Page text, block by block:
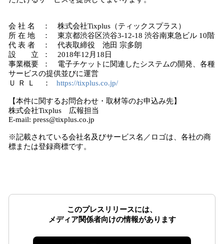
会 社 名 ： 株式会社Tixplus（ティックスプラス）
所 在 地 ： 東京都渋谷区渋谷3-12-18 渋谷南東急ビル 10階
代 表 者 ： 代表取締役 池田 宗多朗
設 立 ： 2018年12月18日
事業概要 ： 電子チケットに関連したシステムの開発、各種
サービスの提供並びに運営
Ｕ Ｒ Ｌ ： https://tixplus.co.jp/
【本件に関するお問合わせ・取材等のお申込み先】
株式会社Tixplus 広報担当
E-mail: press@tixplus.co.jp
※記載されている会社名及びサービス名／ロゴは、各社の商
標または登録商標です。
このプレスリリースには、
メディア関係者向けの情報があります